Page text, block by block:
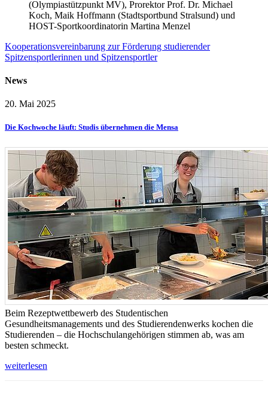
(Olympiastützpunkt MV), Prorektor Prof. Dr. Michael
Koch, Maik Hoffmann (Stadtsportbund Stralsund) und
HOST-Sportkoordinatorin Martina Menzel
Kooperationsvereinbarung zur Förderung studierender
Spitzensportlerinnen und Spitzensportler
News
20. Mai 2025
Die Kochwoche läuft: Studis übernehmen die Mensa
Beim Rezeptwettbewerb des Studentischen
Gesundheitsmanagements und des Studierendenwerks kochen die
Studierenden – die Hochschulangehörigen stimmen ab, was am
besten schmeckt.
weiterlesen